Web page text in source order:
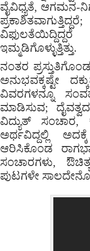
ವೈವಿಧ್ಯತೆ, ಆಗಮನ-
ಇಮ್ಮಡಿಗೊಳ್ಳುತ್ತಿತ್ತು.
ನಂತರ
ಅನುಭವಕ್ಕಷ್ಟೇ
ವಿವರಗಳನ್ನೂ
ಮಾಡಿಸುವ;
ವಿದ್ಯುತ್
ಅರ್ಥವಿದ್ದಲ್ಲಿ
ಆರಿಸಿಕೊಂಡ
ಸಂಚಾರಗಳು,
ಪುಟಗಳೇ